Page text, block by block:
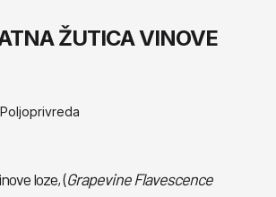
ŽUTICA VINOVE
Poljoprivreda
loze, (Grapevine Flavescence